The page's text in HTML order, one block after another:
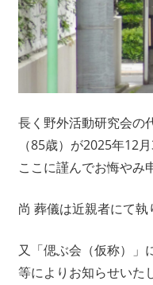
ル
ド
ワ
ー
よ
り
記
採
集
る
活
長く野外活動研究会の
（85歳）が2025年12
ここに謹んでお悔やみ
尚 葬儀は近親者にて執
又「偲ぶ会（仮称）」
等によりお知らせいた